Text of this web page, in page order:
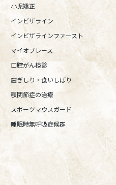
小児矯正
インビザライン
インビザラインファースト
マイオブレース
口腔がん検診
歯ぎしり・食いしばり
顎関節症の治療
スポーツマウスガード
睡眠時無呼吸症候群